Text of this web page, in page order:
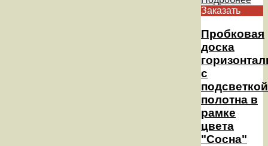
Заказать
Пробковая
доска
с
подсветкой
полотна в
рамке
цвета
"Сосна"